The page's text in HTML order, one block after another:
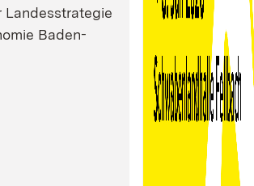
Landesstrategie
Baden-